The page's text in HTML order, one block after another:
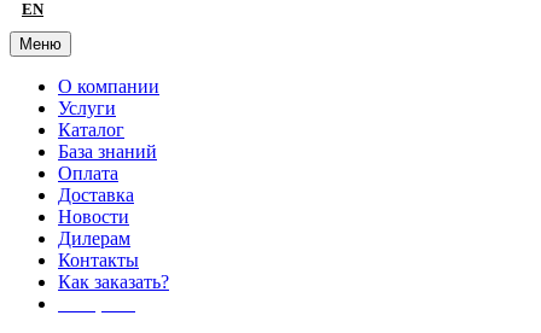
EN
Меню
О компании
Услуги
Каталог
База знаний
Оплата
Доставка
Новости
Дилерам
Контакты
Как заказать?